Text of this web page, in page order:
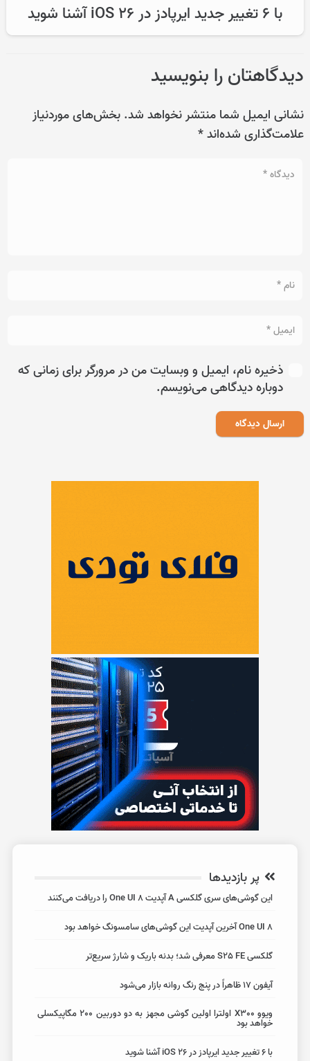
با ۶ تغییر جدید ایرپادز در iOS 26 آشنا شوید
دیدگاهتان را بنویسید
نشانی ایمیل شما منتشر نخواهد شد. بخش‌های موردنیاز
علامت‌گذاری شده‌اند*
ذخیره نام، ایمیل و وبسایت من در مرورگر برای زمانی که
دوباره دیدگاهی می‌نویسم.
ارسال دیدگاه
پر بازدیدها
این گوشی‌های سری گلکسی A آپدیت One UI 8 را دریافت می‌کنند
One UI 8 آخرین آپدیت این گوشی‌های سامسونگ خواهد بود
گلکسی S25 FE معرفی شد؛ بدنه باریک و شارژ سریع‌تر
آیفون 17 ظاهراً در پنج رنگ روانه بازار می‌شود
ویوو X300 اولترا اولین گوشی مجهز به دو دوربین 200 مگاپیکسلی
خواهد بود
با ۶ تغییر جدید ایرپادز در iOS 26 آشنا شوید